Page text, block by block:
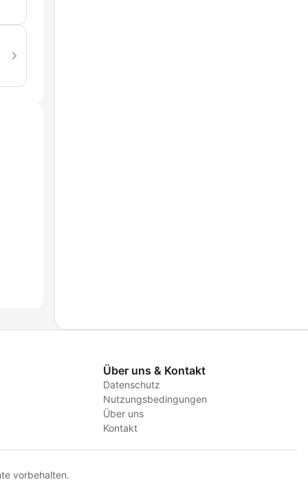
Über uns & Kontakt
Datenschutz
Nutzungsbedingungen
Über uns
Kontakt
vorbehalten.